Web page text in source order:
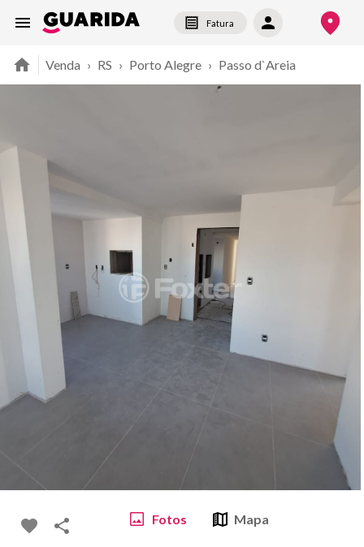
Fatura
Venda › RS › Porto Alegre › Passo d`Areia
Fotos Mapa